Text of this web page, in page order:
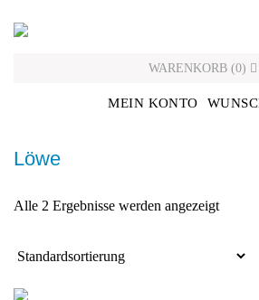
WARENKORB (0)
MEIN KONTO
Löwe
Alle 2 Ergebnisse werden angezeigt